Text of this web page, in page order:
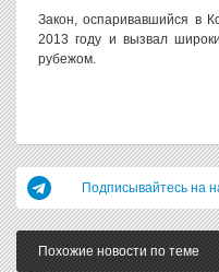
Закон, оспаривавшийся в
2013 году и вызвал
рубежом.
Подписывайтесь на
Похожие новости по теме